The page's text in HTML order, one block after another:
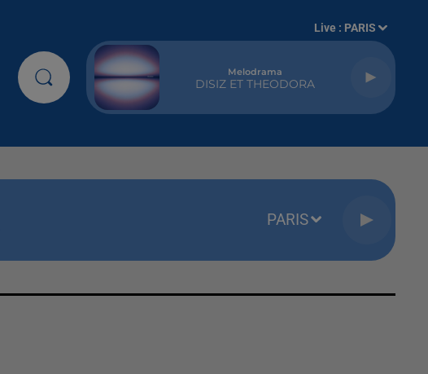
Live : PARIS
Melodrama
DISIZ ET THEODORA
PARIS